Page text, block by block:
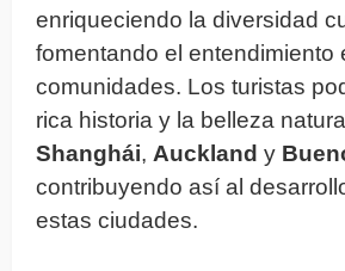
enriqueciendo la diversidad
fomentando el entendimiento
comunidades. Los turistas
rica historia y la belleza
Shanghái, Auckland y
contribuyendo así al
estas ciudades.